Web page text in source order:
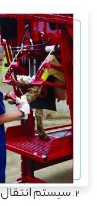
سیستم انتقال